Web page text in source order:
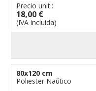
Precio unit.:
18,00 €
(IVA incluída)
80x120 cm
Poliester Naútico